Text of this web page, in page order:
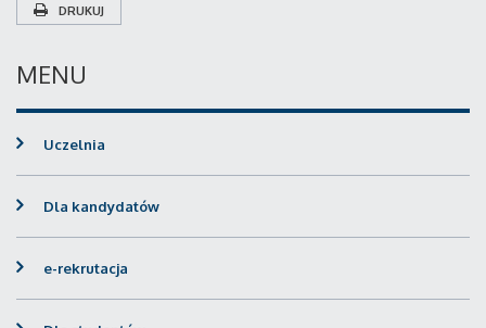
DRUKUJ
MENU
Uczelnia
Dla kandydatów
e-rekrutacja